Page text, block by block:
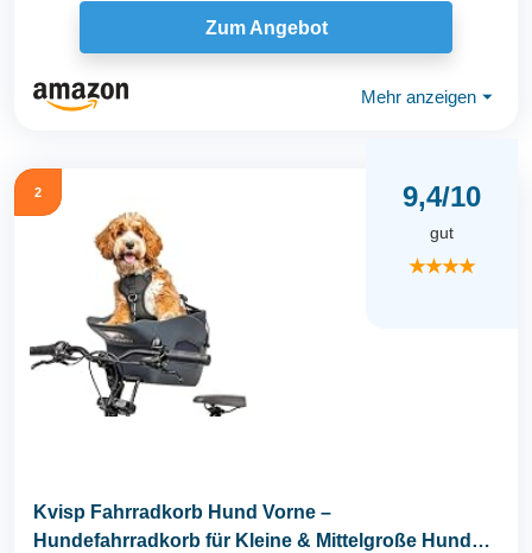
Zum Angebot
Mehr anzeigen ⏷
2 9,4/10
gut
★★★★
Kvisp Fahrradkorb Hund Vorne –
Hundefahrradkorb für Kleine & Mittelgroße Hunde